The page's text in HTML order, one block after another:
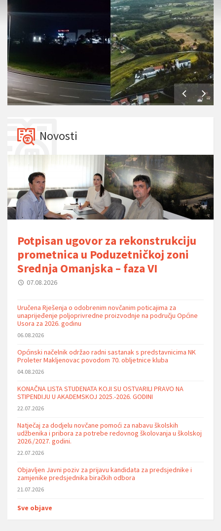
Novosti
Potpisan ugovor za rekonstrukciju
prometnica u Poduzetničkoj zoni
Srednja Omanjska – faza VI
07.08.2026
Uručena Rješenja o odobrenim novčanim poticajima za
unaprijeđenje poljoprivredne proizvodnje na području Općine
Usora za 2026. godinu
06.08.2026
Općinski načelnik održao radni sastanak s predstavnicima NK
Proleter Makljenovac povodom 70. obljetnice kluba
04.08.2026
KONAČNA LISTA STUDENATA KOJI SU OSTVARILI PRAVO NA
STIPENDIJU U AKADEMSKOJ 2025.-2026. GODINI
22.07.2026
Natječaj za dodjelu novčane pomoći za nabavu školskih
udžbenika i pribora za potrebe redovnog školovanja u školskoj
2026./2027. godini.
22.07.2026
Objavljen Javni poziv za prijavu kandidata za predsjednike i
zamjenike predsjednika biračkih odbora
21.07.2026
Sve objave